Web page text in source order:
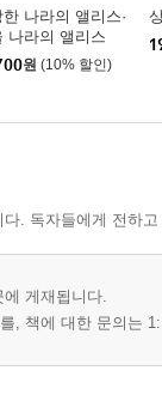
한 나라의 앨리스·
나라의 앨리스
원 (10% 할인)
. 독자들에게 전하
게재됩니다.
, 책에 대한 문의는